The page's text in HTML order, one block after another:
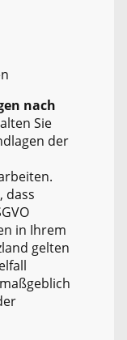
nach
Sie
der
dass
in Ihrem
gelten